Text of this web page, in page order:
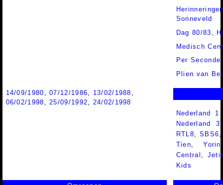
Sonneveld
Dag 80/83,
Medisch
Per
Plien van
14/09/1980 ,07/12/1986, 13/02/1988 ,
06/02/1998 ,25/09/1992, 24/02/1998
Nederland 1
Nederland
RTL8 ,SBS6
Tien ,Yorin
Central
Kids